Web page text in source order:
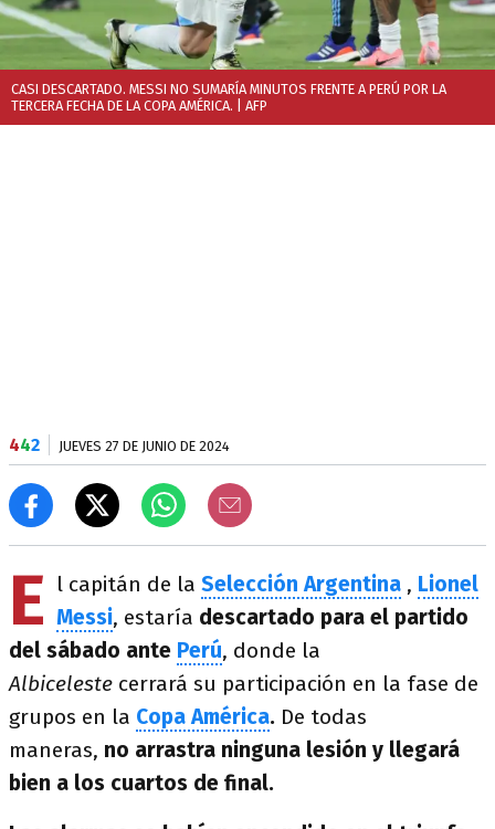
CASI DESCARTADO. MESSI NO SUMARÍA MINUTOS FRENTE A PERÚ POR LA
TERCERA FECHA DE LA COPA AMÉRICA. | AFP
442 JUEVES 27 DE JUNIO DE 2024
E l capitán de la Selección Argentina , Lionel
Messi, estaría descartado para el partido
del sábado ante Perú, donde la
Albiceleste cerrará su participación en la fase de
grupos en la Copa América. De todas
maneras, no arrastra ninguna lesión y llegará
bien a los cuartos de final.